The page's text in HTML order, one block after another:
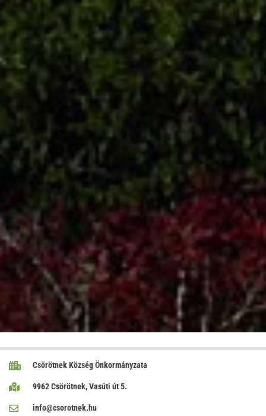
Csörötnek Község Önkormányzata
9962 Csörötnek, Vasúti út 5.
info@csorotnek.hu